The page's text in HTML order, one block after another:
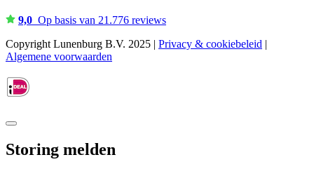
9,0 Op basis van 21.776 reviews
Copyright Lunenburg B.V. 2025 | Privacy & cookiebeleid |
Algemene voorwaarden
Storing melden